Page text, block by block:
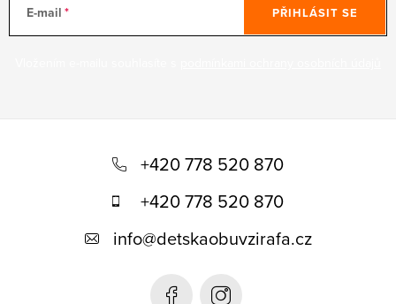
E-mail PŘIHLÁSIT SE
+420 778 520 870
+420 778 520 870
info@detskaobuvzirafa.cz